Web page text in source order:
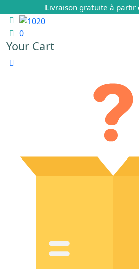
Livraison gratuite à partir
0
Your Cart